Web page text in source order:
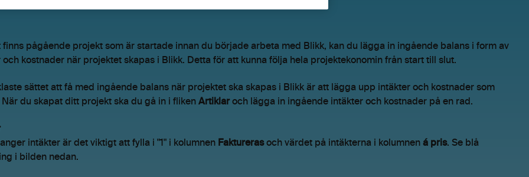
finns pågående projekt som är startade innan du började arbeta med Blikk, kan du lägga in ingående balans i form av
och kostnader när projektet skapas i Blikk. Detta för att kunna följa hela projektekonomin från start till slut.
sättet att få med ingående balans när projektet ska skapas i Blikk är att lägga upp intäkter och kostnader som
När du skapat ditt projekt ska du gå in i fliken Artiklaroch lägga in ingående intäkter och kostnader på en rad.
intäkter är det viktigt att fylla i "1" i kolumnen Fakturerasoch värdet på intäkterna i kolumnen á pris. Se blå
i bilden nedan.